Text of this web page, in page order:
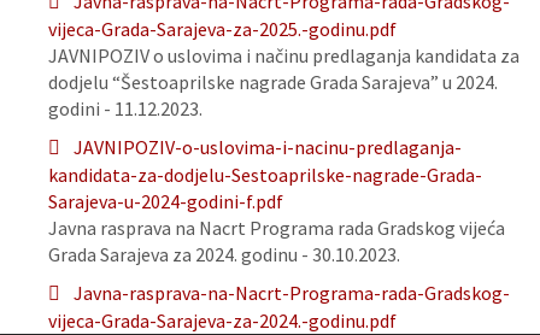
vijeca-Grada-Sarajeva-za-2025.-godinu.pdf
JAVNIPOZIV o uslovima i načinu predlaganja kandidata za
dodjelu “Šestoaprilske nagrade Grada Sarajeva” u 2024.
godini - 11.12.2023.
JAVNIPOZIV-o-uslovima-i-nacinu-predlaganja-
kandidata-za-dodjelu-Sestoaprilske-nagrade-Grada-
Sarajeva-u-2024-godini-f.pdf
Javna rasprava na Nacrt Programa rada Gradskog vijeća
Grada Sarajeva za 2024. godinu - 30.10.2023.
Javna-rasprava-na-Nacrt-Programa-rada-Gradskog-
vijeca-Grada-Sarajeva-za-2024.-godinu.pdf